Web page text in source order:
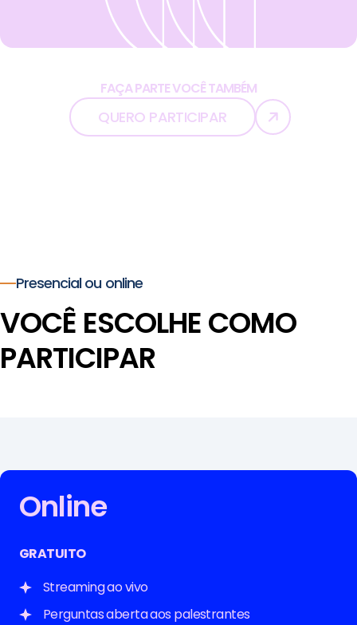
FAÇA PARTE VOCÊ TAMBÉM
QUERO PARTICIPAR
Presencial ou online
VOCÊ ESCOLHE COMO
PARTICIPAR
Online
GRATUITO
Streaming ao vivo
Perguntas aberta aos palestrantes